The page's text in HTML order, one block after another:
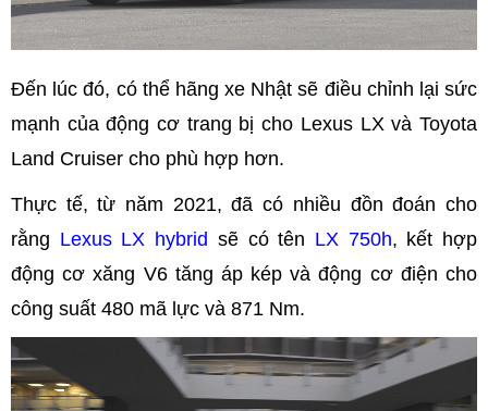
Đến lúc đó, có thể hãng xe Nhật sẽ điều chỉnh lại sức
mạnh của động cơ trang bị cho Lexus LX và Toyota
Land Cruiser cho phù hợp hơn.
Thực tế, từ năm 2021, đã có nhiều đồn đoán cho
rằng Lexus LX hybrid sẽ có tên LX 750h, kết hợp
động cơ xăng V6 tăng áp kép và động cơ điện cho
công suất 480 mã lực và 871 Nm.